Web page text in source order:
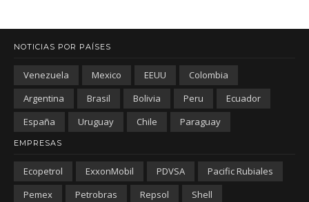
NOTICIAS POR PAÍSES
Venezuela Mexico EEUU
Colombia
Argentina
Brasil Bolivia Peru
Ecuador
España
Uruguay Chile Paraguay
EMPRESAS
Ecopetrol ExxonMobil PDVSA
Pacific Rubiales
Pemex
Petrobras Repsol
Shell